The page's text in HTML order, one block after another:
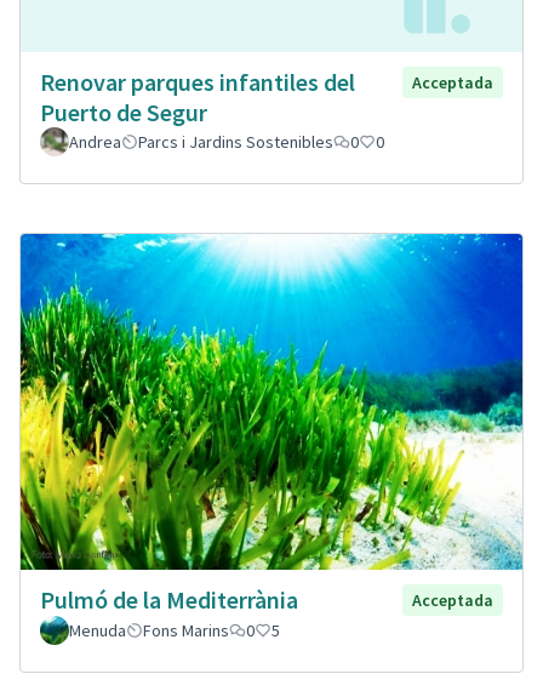
Renovar parques infantiles del
Puerto de Segur
Acceptada
Andrea Parcs i Jardins Sostenibles 0 0
Pulmó de la Mediterrània
Acceptada
Menuda
Fons Marins 0 5